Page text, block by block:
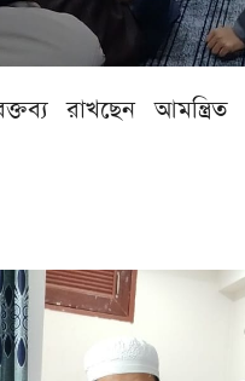
রাখছেন আমন্ত্রিত